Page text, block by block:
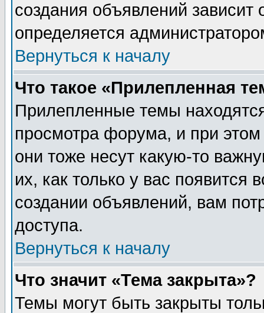
создания объявлений зависит
определяется
Вернуться к началу
Что такое «Прилепленная
Прилепленные темы
просмотра форума, и при
они тоже несут какую-то
их, как только у вас появится
создании объявлений, вам
доступа.
Вернуться к началу
Что значит «Тема закрыта»?
Темы могут быть закрыты